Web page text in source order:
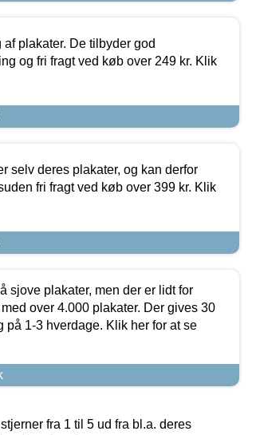
plakater. De tilbyder god
og fri fragt ved køb over 249 kr. Klik
selv deres plakater, og kan derfor
fri fragt ved køb over 399 kr. Klik
sjove plakater, men der er lidt for
over 4.000 plakater. Der gives 30
1-3 hverdage. Klik her for at se
fra 1 til 5 ud fra bl.a. deres